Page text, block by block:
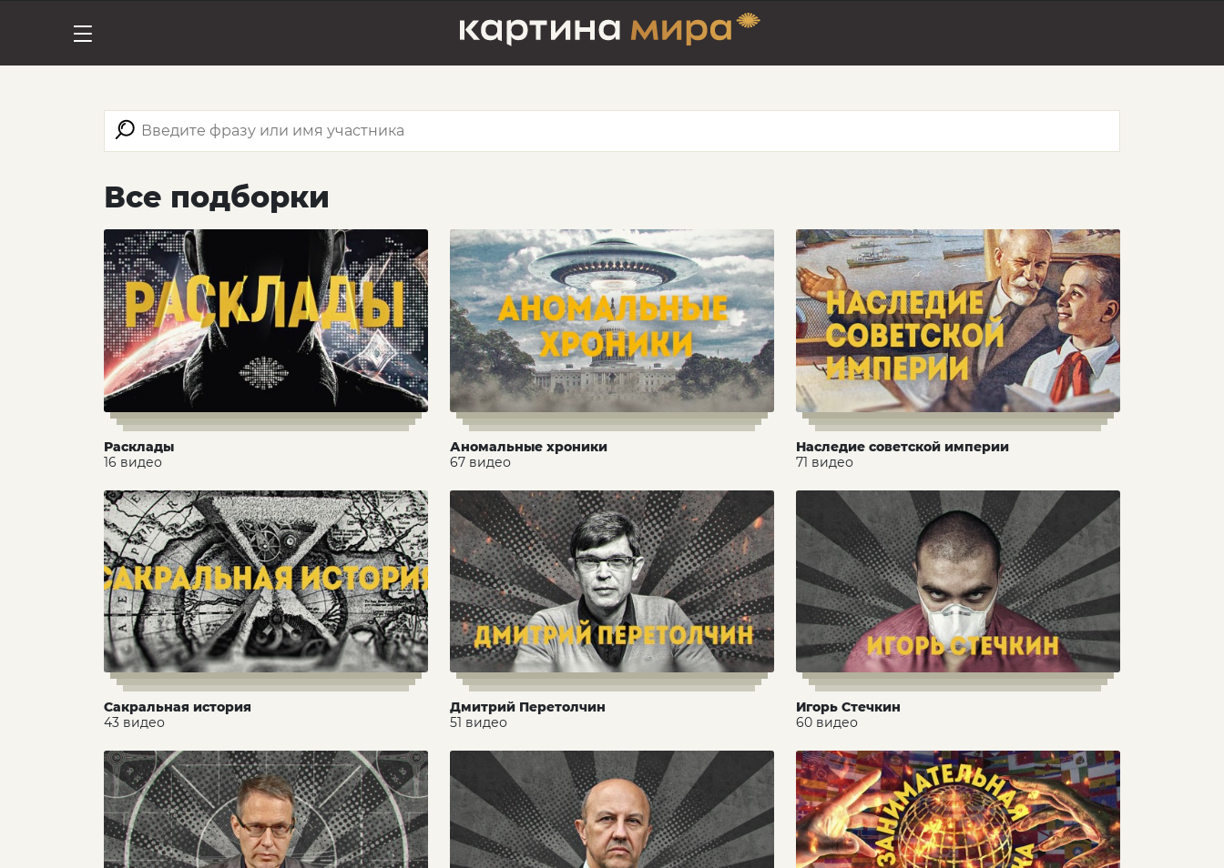
Все подборки
Расклады
16 видео
Аномальные хроники
67 видео
Наследие советской империи
71 видео
Сакральная история
43 видео
Дмитрий Перетолчин
51 видео
Игорь Стечкин
60 видео